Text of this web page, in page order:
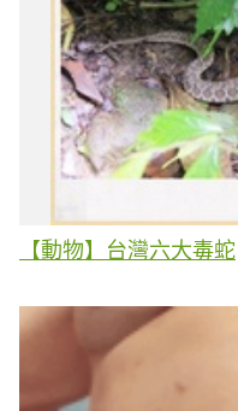
【動物】台灣六大毒蛇